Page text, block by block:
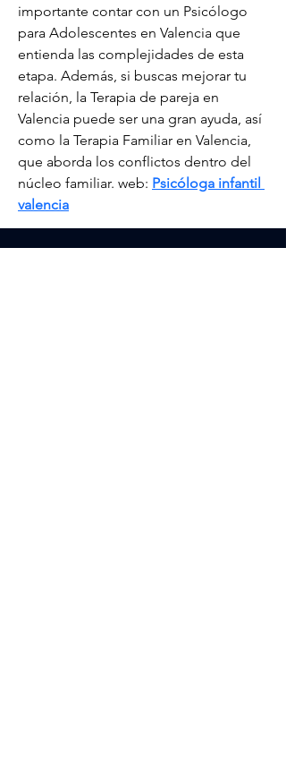
importante contar con un Psicólogo
para Adolescentes en Valencia que
entienda las complejidades de esta
etapa. Además, si buscas mejorar tu
relación, la Terapia de pareja en
Valencia puede ser una gran ayuda, así
como la Terapia Familiar en Valencia,
que aborda los conflictos dentro del
núcleo familiar. web: Psicóloga infantil
valencia